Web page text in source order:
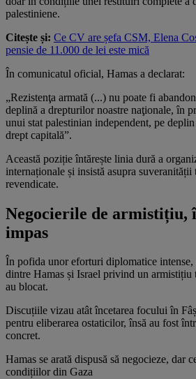
palestiniene.
Citește și: Ce CV are șefa CSM, Elena
pensie de 11.000 de lei este mică
În comunicatul oficial, Hamas a declarat:
„Rezistenţa armată (...) nu poate fi
deplină a drepturilor noastre naţionale, în
unui stat palestinian independent, pe
drept capitală”.
Această poziție întărește linia dură a
internaționale și insistă asupra
revendicate.
Negocierile de armistițiu,
impas
În pofida unor eforturi diplomatice
dintre Hamas și Israel privind un armistițiu
au blocat.
Discuțiile vizau atât încetarea focului în
pentru eliberarea ostaticilor, însă au fost
concret.
Hamas se arată dispusă să negocieze, dar
condițiilor din Gaza